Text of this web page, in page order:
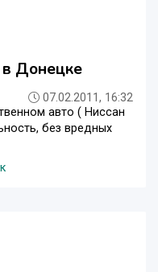
в Донецке
07.02.2011, 16:32
авто ( Ниссан
без вредных